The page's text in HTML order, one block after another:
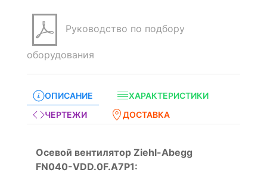
Руководство по подбору
оборудования
ОПИСАНИЕ
ХАРАКТЕРИСТИКИ
ЧЕРТЕЖИ
ДОСТАВКА
Осевой вентилятор Ziehl-Abegg
FN040-VDD.0F.A7P1: